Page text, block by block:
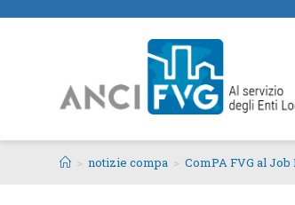
> notizie compa > ComPA FVG al